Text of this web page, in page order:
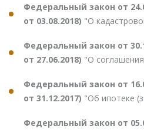
Федеральный закон от
от 03.08.2018) "О
Федеральный закон от
от 27.06.2018) "О
Федеральный закон от
от 31.12.2017) "Об ипотеке
Федеральный закон от